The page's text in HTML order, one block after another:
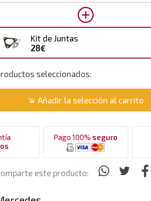
Kit de Juntas
28€
seleccionados:
Añadir la selección al carrito
Pago 100% seguro
este producto: